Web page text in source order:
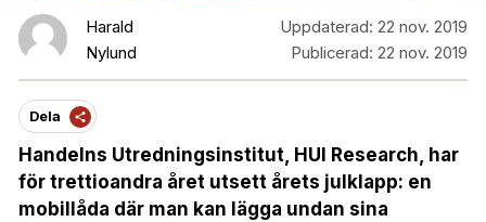
Harald
Nylund
Uppdaterad: 22 nov. 2019
Publicerad: 22 nov. 2019
Dela
Handelns Utredningsinstitut, HUI Research, har
för trettioandra året utsett årets julklapp: en
mobillåda där man kan lägga undan sina